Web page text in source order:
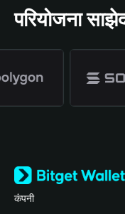
परियोजना
कंपनी